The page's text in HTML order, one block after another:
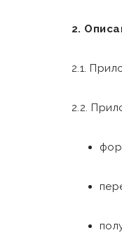
2.
2.1.
2.2.